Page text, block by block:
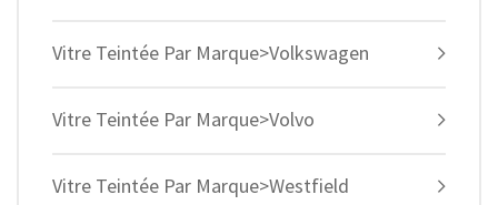
Vitre Teintée Par Marque>Volkswagen
Vitre Teintée Par Marque>Volvo
Vitre Teintée Par Marque>Westfield